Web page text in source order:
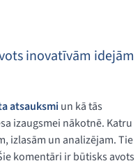
inovatīvām idejām
atsauksmiun kā tās
izaugsmei nākotnē. Katru
izlasām un analizējam. Tie
komentāri ir būtisks avots